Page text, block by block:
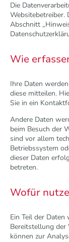
Die
Websitebetreiber.
Abschnitt
Wie
Ihre Daten
diese mitteilen.
Sie in ein
Andere Daten
beim Besuch der
sind vor allem
Betriebssystem
dieser Daten
betreten.
Wofür
Ein Teil der
Bereitstellung der
können zur